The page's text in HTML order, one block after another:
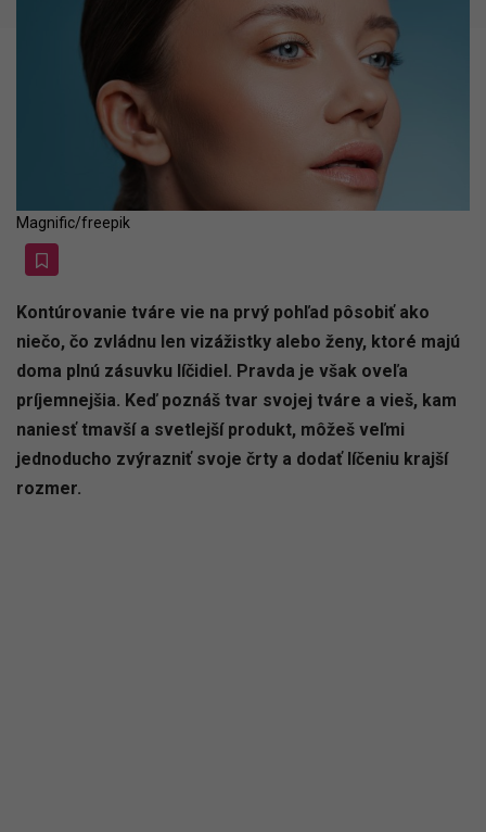
Magnific/freepik
Kontúrovanie tváre vie na prvý pohľad pôsobiť ako
niečo, čo zvládnu len vizážistky alebo ženy, ktoré majú
doma plnú zásuvku líčidiel. Pravda je však oveľa
príjemnejšia. Keď poznáš tvar svojej tváre a vieš, kam
naniesť tmavší a svetlejší produkt, môžeš veľmi
jednoducho zvýrazniť svoje črty a dodať líčeniu krajší
rozmer.